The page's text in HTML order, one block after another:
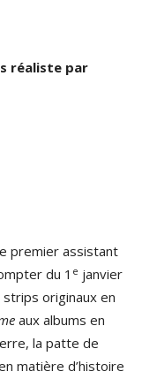
réaliste par
premier assistant
du 1 e janvier
strips originaux en
aux albums en
la patte de
matière d’histoire